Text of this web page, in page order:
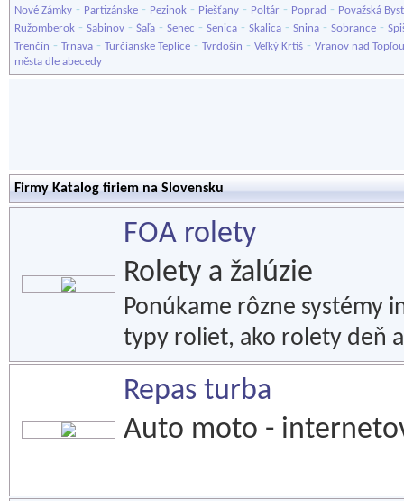
Nové Zámky - Partizánske - Pezinok - Piešťany - Poltár - Poprad - Považská
Ružomberok - Sabinov - Šaľa - Senec - Senica - Skalica - Snina - Sobrance -
Trenčín - Trnava - Turčianske Teplice - Tvrdošín - Veľký Krtíš - Vranov nad Topľou
města dle abecedy
Firmy Katalog firiem na Slovensku
FOA rolety
Rolety a žalúzie
Ponúkame rôzne systémy
typy roliet, ako rolety deň
Repas turba
Auto moto -